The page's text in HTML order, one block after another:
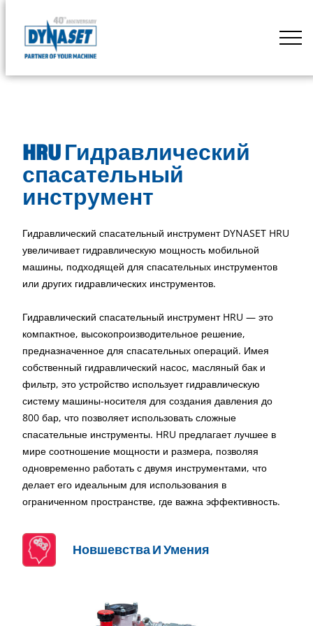
content
DYNASET
by
HRU Гидравлический
спасательный
инструмент
Гидравлический спасательный инструмент DYNASET HRU
увеличивает гидравлическую мощность мобильной
машины, подходящей для спасательных инструментов
или других гидравлических инструментов.
Гидравлический спасательный инструмент HRU — это
компактное, высокопроизводительное решение,
предназначенное для спасательных операций. Имея
собственный гидравлический насос, масляный бак и
фильтр, это устройство использует гидравлическую
систему машины-носителя для создания давления до
800 бар, что позволяет использовать сложные
спасательные инструменты. HRU предлагает лучшее в
мире соотношение мощности и размера, позволяя
одновременно работать с двумя инструментами, что
делает его идеальным для использования в
ограниченном пространстве, где важна эффективность.
Новшевства И Умения